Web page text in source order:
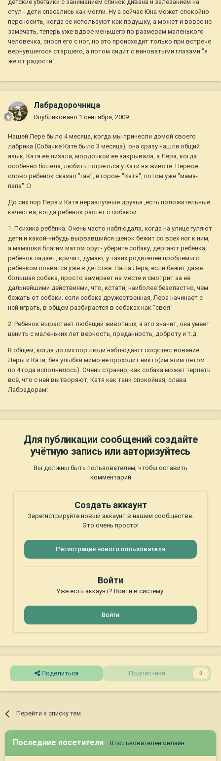
детские убегайки с заниманием спинок дивана и залезанием на
стул - дети спасались как могли. Ну а сейчас Юна может спокойно
переносить, когда ее используют как подушку, а может и вовсе не
замечать, теперь уже вдвое меньшего по размерам маленького
человечка, снося его с ног, но это происходит только при встрече
вернувшегося старшего, а потом сидит с виноватыми глазами "я
же от радости"....
Лабрадорочница
Опубликовано 1 сентября, 2009
Нашей Лере было 4 месяца, когда мы принесли домой своего
лабрика (Собачке Кате было 3 месяца), она сразу нашли общий
язык, Катя её лизала, мордочкой её закрывала, а Лера, когда
особенно болела, любить погреться у Кати на животе. Первое
слово ребёнок сказал "гав", второе- "Катя", потом уже "мама-
папа" :D
До сих пор Лера и Катя неразлучные друзья ,есть положительные
качества, когда ребёнок растёт с собакой:
1. Психика ребёнка. Очень часто наблюдала, когда на улице гуляют
дети и какой-нибудь вырвавшийся щенок бежит со всех ног к ним,
а мамашки благим матом орут- уберите собаку, дёргают ребёнка,
ребёнок падает, кричит, думаю, у таких родителей проблемы с
ребёнком появятся уже в детстве. Наша Лера, если бежит даже
большая собака, просто замирает на месте и смотрит за её
дальнейшими действиями, что, кстати, наиболее безопастно, чем
бежать от собаки. если собака дружественная, Лера начинает с
ней играть, в общем разбирается в собаках как "своя"
2. Ребёнок вырастает любящий животных, а это значит, она умеет
ценить с маленьких лет верность, преданность, доброту и т.д.
В общем, когда до сих пор люди наблюдают сосуществование
Леры и Кати, без улыбки мимо не проходит никто(им этим летом
по 4 года исполнилось). Очень странно, как собака может терпеть
всё, что с ней вытворяют, Катя как танк спокойная, слава
Лабрадорам!
Для публикации сообщений создайте
учётную запись или авторизуйтесь
Вы должны быть пользователем, чтобы оставить
комментарий
Создать аккаунт
Зарегистрируйте новый аккаунт в нашем сообществе.
Это очень просто!
Регистрация нового пользователя
Войти
Уже есть аккаунт? Войти в систему.
Войти
Поделиться Подписчики 0
Перейти к списку тем
Последние посетители 0 пользователей онлайн